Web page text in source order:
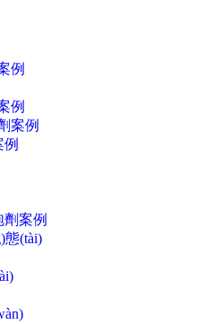
例
例
案例
案例
態(tài)